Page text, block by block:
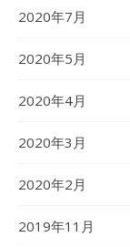
2020年7月
2020年5月
2020年4月
2020年3月
2020年2月
2019年11月